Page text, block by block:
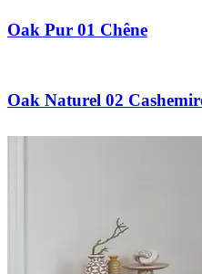
Oak Pur 01 Chêne
Oak Naturel 02